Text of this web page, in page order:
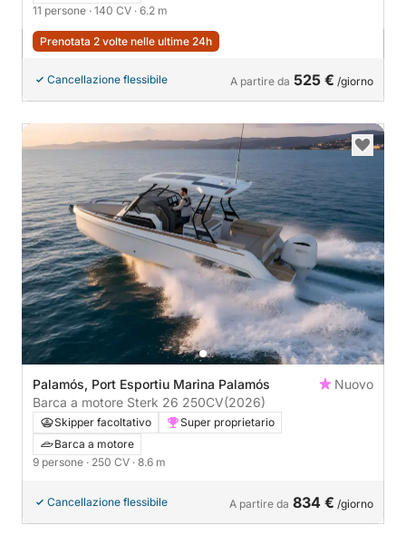
11 persone · 140 CV · 6.2 m
Prenotata 2 volte nelle ultime 24h
Cancellazione flessibile A partire da 525 € /giorno
Palamós, Port Esportiu Marina Palamós
Nuovo
Barca a motore Sterk 26 250CV(2026)
Skipper facoltativo
Super proprietario
Barca a motore
9 persone · 250 CV · 8.6 m
Cancellazione flessibile A partire da 834 € /giorno